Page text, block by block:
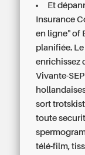
Et
Insurance
en ligne" of
planifiée.
enrichissez
Vivante-
sort
toute
télé-film,